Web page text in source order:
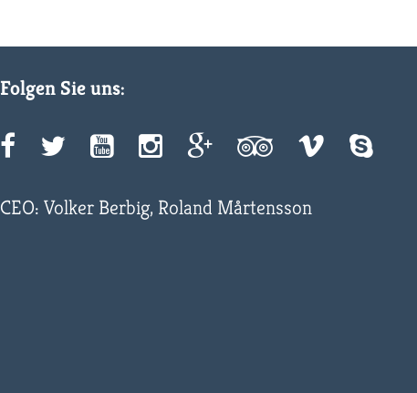
Folgen Sie uns:
CEO: Volker Berbig, Roland Mårtensson